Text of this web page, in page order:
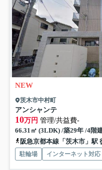
NEW
茨木市中村町
アンシャンテ
10万円 管理/共益費-
66.31㎡ (3LDK) /築29年 /4階
阪急京都本線「茨木市」駅
駐輪場 インターネット対応